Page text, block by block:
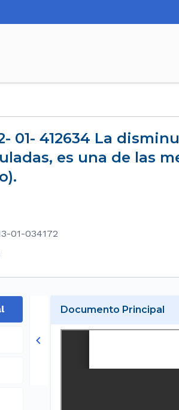
es una de las
01-034172
Documento Principal